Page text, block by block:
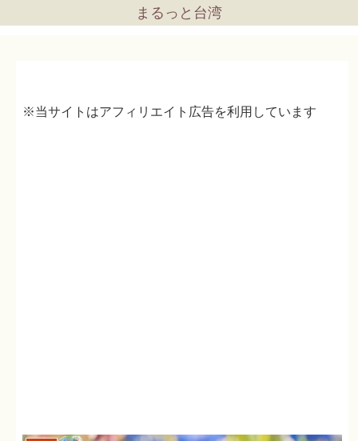
まるっと台湾
※当サイトはアフィリエイト広告を利用しています